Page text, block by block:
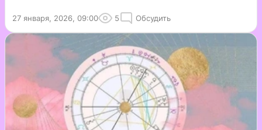
27 января, 2026, 09:00 5 Обсудить